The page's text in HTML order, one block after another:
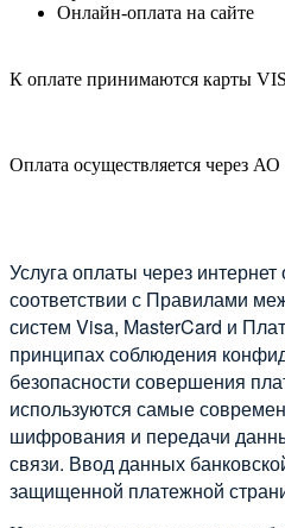
Онлайн-оплата на сайте
К оплате принимаются карты
Оплата осуществляется через
Услуга оплаты через
соответствии с Правилами
систем Visa, MasterCard и
принципах соблюдения
безопасности совершения
используются самые
шифрования и передачи
связи. Ввод данных
защищенной платежной